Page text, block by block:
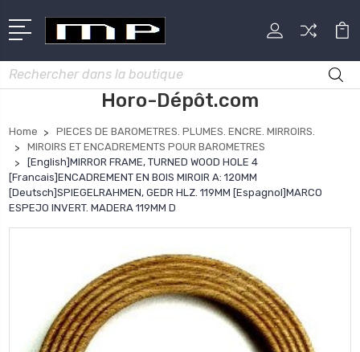
Rechercher
Horo-Dépôt.com
Home
PIECES DE BAROMETRES. PLUMES. ENCRE. MIRROIRS.
MIROIRS ET ENCADREMENTS POUR BAROMETRES
[English]MIRROR FRAME, TURNED WOOD HOLE 4
[Francais]ENCADREMENT EN BOIS MIROIR A: 120MM
[Deutsch]SPIEGELRAHMEN, GEDR HLZ. 119MM [Espagnol]MARCO
ESPEJO INVERT. MADERA 119MM D